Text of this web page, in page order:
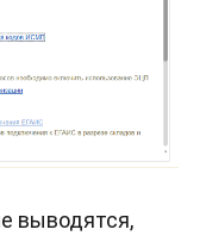
выводятся,